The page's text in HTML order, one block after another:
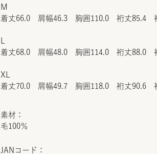
JANコード：
M
着丈66.0 肩幅46.3 胸囲110.0 裄丈85.4
着丈68.0 肩幅48.0 胸囲114.0 裄丈88.0
XL
着丈70.0 肩幅49.7 胸囲118.0 裄丈90.6
素材：
毛100％